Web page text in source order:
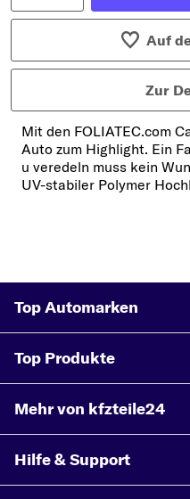
Auf
Zur
Mit den FOLIATEC.com
Auto zum Highlight. Ein
u veredeln muss kein
UV-stabiler Polymer
Top Automarken
Top Produkte
Mehr von kfzteile24
Hilfe & Support